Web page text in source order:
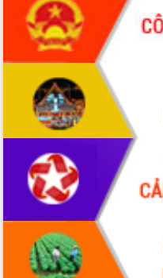
sầu riêng tại Đắk Lắk
Trình diễn nghệ thuật chế biến các
món ăn từ sầu riêng
Đắk Lắk công bố Quy hoạch và xúc
tiến đầu tư tỉnh
Ngành cá ngừ Đắk Lắk chủ động thích
ứng để giữ vững thị trường xuất khẩu
Diễn đàn Kinh tế tư nhân Việt Nam đột
phá cơ chế - Hợp tác công tư
Đề án 06 tạo bước ngoặt đột phá trong
cải cách hành chính tỉnh Đắk Lắk
Kết nối tour, đẩy mạnh chuyển đổi số
để phát triển du lịch Đắk Lắk
Khởi động Dự án Đầu tư xây dựng hạ
tầng kỹ thuật Cụm công nghiệp Tân
Tiến